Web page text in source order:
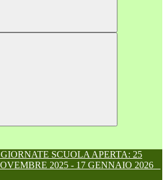
GIORNATE SCUOLA APERTA: 25
2025 - 17 GENNAIO 2026